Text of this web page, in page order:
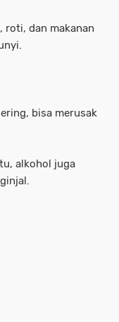
roti, dan makanan
bisa merusak
alkohol juga